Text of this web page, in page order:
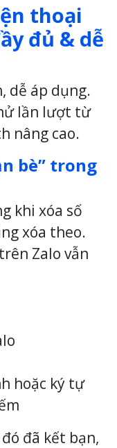
thoại
đủ & dễ
dễ áp dụng.
lần lượt từ
nâng cao.
bè” trong
khi xóa số
xóa theo.
Zalo vẫn
hoặc ký tự
đã kết bạn,